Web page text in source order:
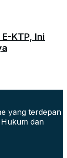
KTP, Ini
yang terdepan
dan